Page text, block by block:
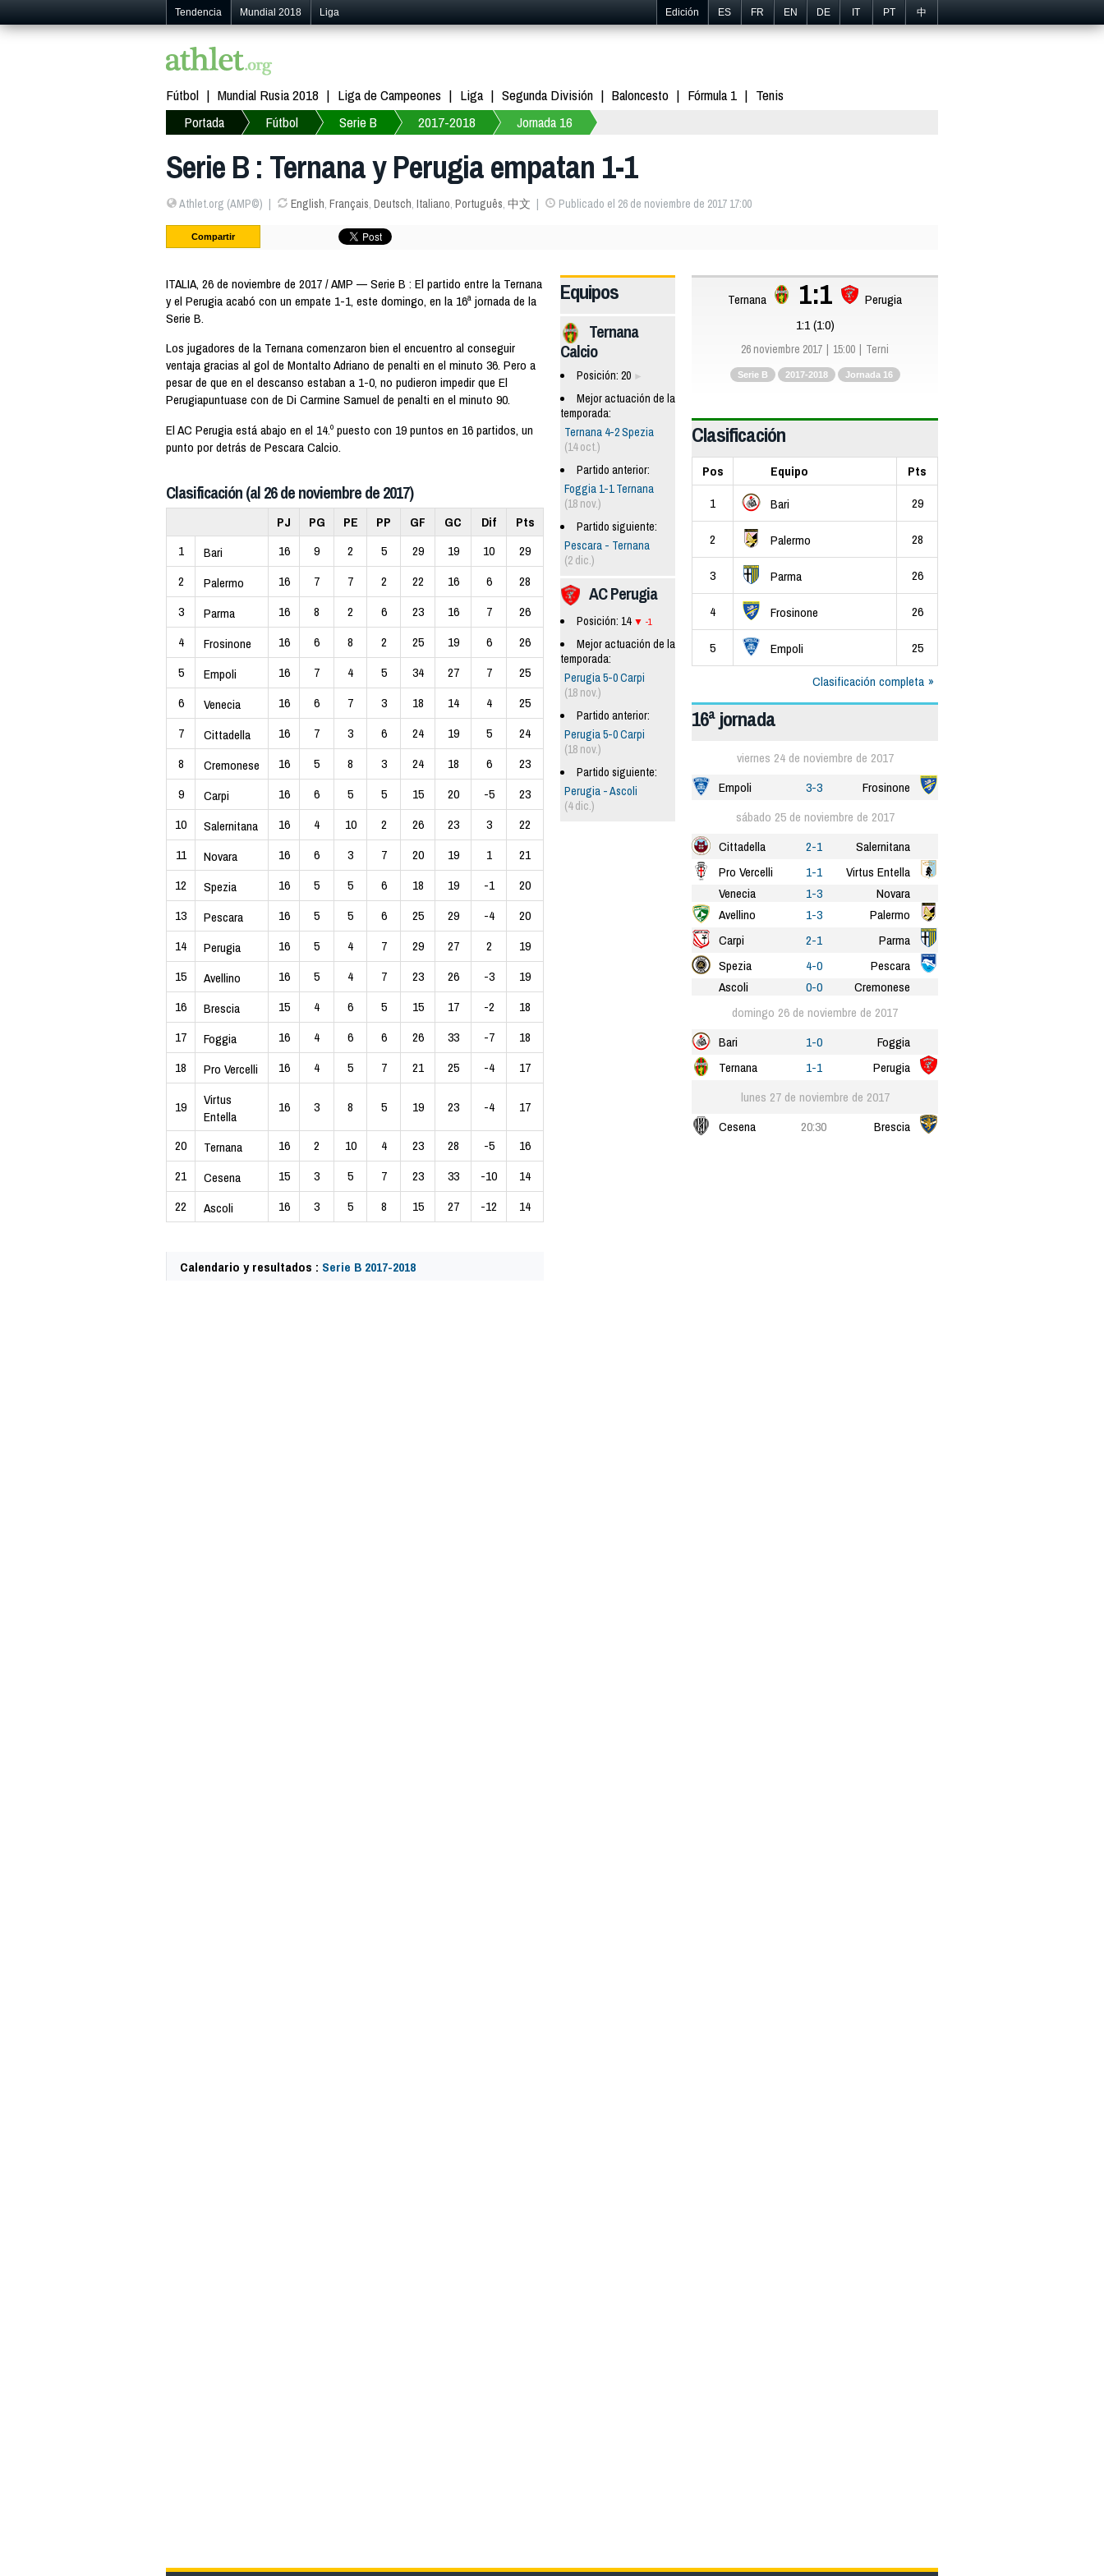
Tendencia Mundial 2018 Liga Edición ES FR EN DE IT PT 中
Fútbol Mundial Rusia 2018 Liga de Campeones Liga Segunda División Baloncesto Fórmula 1
Tenis
Portada
Fútbol Serie B 2017-2018 Jornada 16
Serie B : Ternana y Perugia empatan 1-1
Athlet.org (AMP©) English, Français, Deutsch, Italiano, Português, 中文 Publicado el 26 de noviembre de 2017 17:00
Compartir
ITALIA, 26 de noviembre de 2017 / AMP — Serie B : El partido entre la Ternana
y el Perugia acabó con un empate 1-1, este domingo, en la 16ª jornada de la
Serie B.
Los jugadores de la Ternana comenzaron bien el encuentro al conseguir
ventaja gracias al gol de Montalto Adriano de penalti en el minuto 36. Pero a
pesar de que en el descanso estaban a 1-0, no pudieron impedir que El
Perugiapuntuase con de Di Carmine Samuel de penalti en el minuto 90.
El AC Perugia está abajo en el 14.º puesto con 19 puntos en 16 partidos, un
punto por detrás de Pescara Calcio.
Clasificación (al 26 de noviembre de 2017)
PJ PG PE PP GF GC Dif
Pts
1
Bari 16 9 2 5 29 19 10
29
2
Palermo 16 7 7 2 22 16 6
28
3
Parma 16 8 2 6 23 16 7
26
4
Frosinone 16 6 8 2 25 19 6
26
5
Empoli 16 7 4 5 34 27 7
25
6
Venecia 16 6 7 3 18 14 4
25
7
Cittadella 16 7 3 6 24 19 5
24
8
Cremonese 16 5 8 3 24 18 6
23
9
Carpi 16 6 5 5 15 20 -5
23
10
Salernitana 16 4 10 2 26 23 3
22
11
Novara 16 6 3 7 20 19 1
21
12
Spezia 16 5 5 6 18 19 -1
20
13
Pescara 16 5 5 6 25 29 -4
20
14
Perugia 16 5 4 7 29 27 2
19
15
Avellino 16 5 4 7 23 26 -3
19
16
Brescia 15 4 6 5 15 17 -2
18
17
Foggia 16 4 6 6 26 33 -7
18
18
Pro Vercelli 16 4 5 7 21 25 -4 17
19
Virtus
Entella
16 3 8 5 19 23 -4 17
20 Ternana 16 2 10 4 23 28 -5
16
21
Cesena 15 3 5 7 23 33 -10
14
22
Ascoli 16 3 5 8 15 27 -12 14
Calendario y resultados : Serie B 2017-2018
Equipos
Ternana
Calcio
Posición: 20
Mejor actuación de la
temporada:
Ternana 4-2 Spezia
(14 oct.)
Partido anterior:
Foggia 1-1 Ternana
(18 nov.)
Partido siguiente:
Pescara - Ternana
(2 dic.)
AC Perugia
Posición: 14 -1
Mejor actuación de la
temporada:
Perugia 5-0 Carpi
(18 nov.)
Partido anterior:
Perugia 5-0 Carpi
(18 nov.)
Partido siguiente:
Perugia - Ascoli
(4 dic.)
Ternana 1:1
Perugia
1:1 (1:0)
26 noviembre 2017 15:00 Terni
Serie B 2017-2018 Jornada 16
Clasificación
Pos Equipo
Pts
1
Bari 29
2 Palermo 28
3 Parma 26
4 Frosinone 26
5 Empoli
25
Clasificación completa
16ª jornada
viernes 24 de noviembre de 2017
Empoli
3-3
Frosinone
sábado 25 de noviembre de 2017
Cittadella
2-1
Salernitana
Pro Vercelli
1-1
Virtus Entella
Venecia
1-3
Novara
Avellino
1-3
Palermo
Carpi
2-1
Parma
Spezia
4-0
Pescara
Ascoli
0-0
Cremonese
domingo 26 de noviembre de 2017
Bari
1-0
Foggia
Ternana
1-1
Perugia
lunes 27 de noviembre de 2017
Cesena
20:30 Brescia